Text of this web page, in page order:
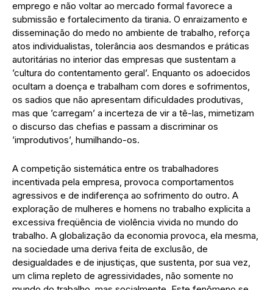
emprego e não voltar ao mercado formal favorece a
submissão e fortalecimento da tirania. O enraizamento e
disseminação do medo no ambiente de trabalho, reforça
atos individualistas, tolerância aos desmandos e práticas
autoritárias no interior das empresas que sustentam a
’cultura do contentamento geral’. Enquanto os adoecidos
ocultam a doença e trabalham com dores e sofrimentos,
os sadios que não apresentam dificuldades produtivas,
mas que ’carregam’ a incerteza de vir a tê-las, mimetizam
o discurso das chefias e passam a discriminar os
’improdutivos’, humilhando-os.
A competição sistemática entre os trabalhadores
incentivada pela empresa, provoca comportamentos
agressivos e de indiferença ao sofrimento do outro. A
exploração de mulheres e homens no trabalho explicita a
excessiva freqüência de violência vivida no mundo do
trabalho. A globalização da economia provoca, ela mesma,
na sociedade uma deriva feita de exclusão, de
desigualdades e de injustiças, que sustenta, por sua vez,
um clima repleto de agressividades, não somente no